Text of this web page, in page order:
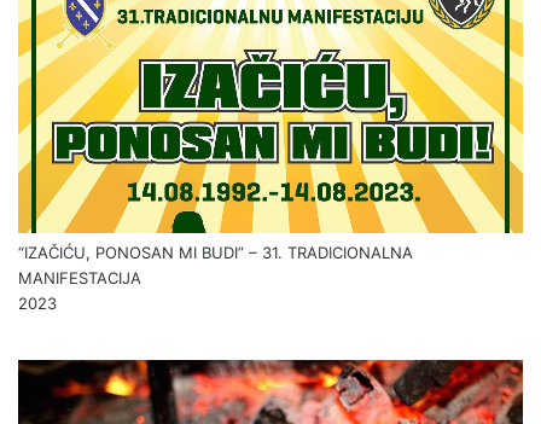
“IZAČIĆU, PONOSAN MI BUDI” – 31. TRADICIONALNA
MANIFESTACIJA
2023